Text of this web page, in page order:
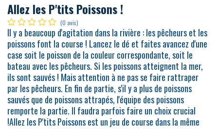
Allez les P'tits Poissons !
(0 avis)
Il y a beaucoup d'agitation dans la rivière : les pêcheurs et les
poissons font la course ! Lancez le dé et faites avancez d'une
case soit le poisson de la couleur correspondante, soit le
bateau avec les pêcheurs. Si les poissons atteignent la mer,
ils sont sauvés ! Mais attention à ne pas se faire rattraper
par les pêcheurs. En fin de partie, s'il y a plus de poissons
sauvés que de poissons attrapés, l'équipe des poissons
remporte la partie. Il faudra parfois faire un choix crucial
!Allez les P'tits Poissons est un jeu de course dans la même